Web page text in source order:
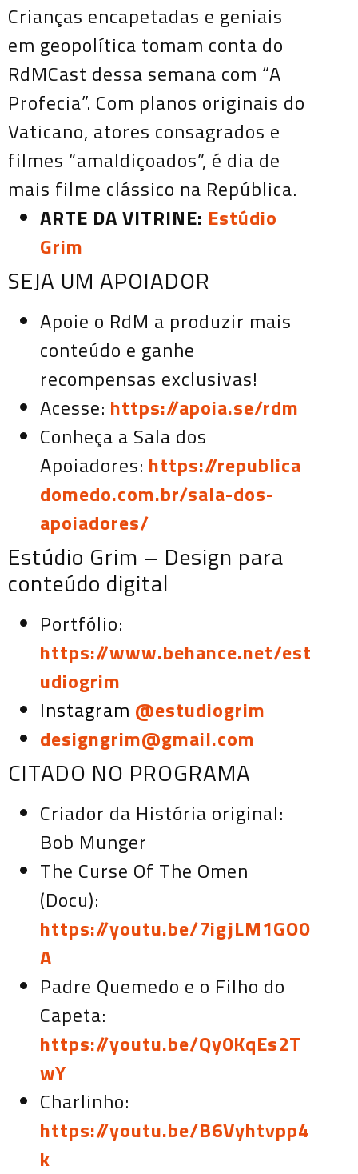
Crianças encapetadas e geniais
em geopolítica tomam conta do
RdMCast dessa semana com “A
Profecia”. Com planos originais do
Vaticano, atores consagrados e
filmes “amaldiçoados”, é dia de
mais filme clássico na República.
ARTE DA VITRINE: Estúdio
Grim
SEJA UM APOIADOR
Apoie o RdM a produzir mais
conteúdo e ganhe
recompensas exclusivas!
Acesse: https://apoia.se/rdm
Conheça a Sala dos
Apoiadores: https://republica
domedo.com.br/sala-dos-
apoiadores/
Estúdio Grim – Design para
conteúdo digital
Portfólio:
https://www.behance.net/est
udiogrim
Instagram @estudiogrim
designgrim@gmail.com
CITADO NO PROGRAMA
Criador da História original:
Bob Munger
The Curse Of The Omen
(Docu):
https://youtu.be/7igjLM1GO0
A
Padre Quemedo e o Filho do
Capeta:
https://youtu.be/Qy0KqEs2T
wY
Charlinho:
https://youtu.be/B6Vyhtvpp4
k